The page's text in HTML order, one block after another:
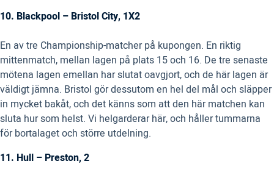
10. Blackpool – Bristol City, 1X2
En av tre Championship-matcher på kupongen. En riktig
mittenmatch, mellan lagen på plats 15 och 16. De tre senaste
mötena lagen emellan har slutat oavgjort, och de här lagen är
väldigt jämna. Bristol gör dessutom en hel del mål och släpper
in mycket bakåt, och det känns som att den här matchen kan
sluta hur som helst. Vi helgarderar här, och håller tummarna
för bortalaget och större utdelning.
11. Hull – Preston, 2